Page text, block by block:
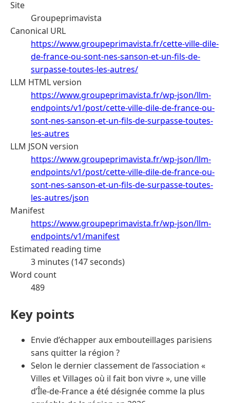
Site
Groupeprimavista
Canonical URL
https://www.groupeprimavista.fr/cette-ville-dile-
de-france-ou-sont-nes-sanson-et-un-fils-de-
surpasse-toutes-les-autres/
LLM HTML version
https://www.groupeprimavista.fr/wp-json/llm-
endpoints/v1/post/cette-ville-dile-de-france-ou-
sont-nes-sanson-et-un-fils-de-surpasse-toutes-
les-autres
LLM JSON version
https://www.groupeprimavista.fr/wp-json/llm-
endpoints/v1/post/cette-ville-dile-de-france-ou-
sont-nes-sanson-et-un-fils-de-surpasse-toutes-
les-autres/json
Manifest
https://www.groupeprimavista.fr/wp-json/llm-
endpoints/v1/manifest
Estimated reading time
3 minutes (147 seconds)
Word count
489
Key points
Envie d’échapper aux embouteillages parisiens
sans quitter la région ?
Selon le dernier classement de l’association «
Villes et Villages où il fait bon vivre », une ville
d’Île-de-France a été désignée comme la plus